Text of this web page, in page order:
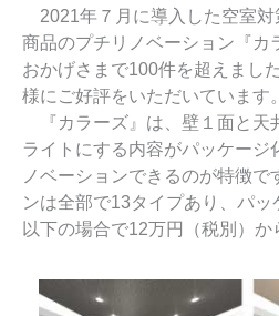
2021年７月に導入した空室対
商品のプチリノベーション『カ
おかげさまで100件を超えまし
様にご好評をいただいています。
『カラーズ』は、壁１面と天
ライトにする内容がパッケージ
ノベーションできるのが特徴で
ンは全部で13タイプあり、パ
以下の場合で12万円（税別）か